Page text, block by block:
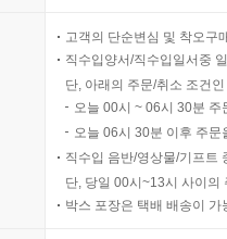
고객의 단순변심 및 착오구
직수입양서/직수입일서중
단, 아래의 주문/취소 조건
오늘 00시 ~ 06시 30분
오늘 06시 30분 이후 주
직수입 음반/영상물/기프트
단, 당일 00시~13시 사이의
박스 포장은 택배 배송이